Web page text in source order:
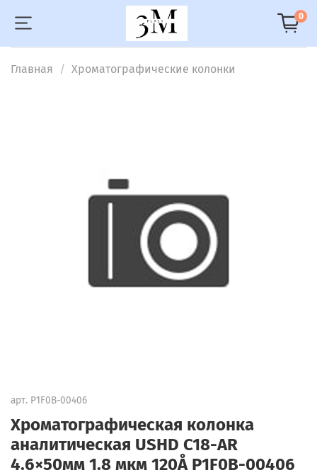
0
Главная Хроматографические колонки
арт. P1F0B-00406
Хроматографическая колонка
аналитическая USHD C18-AR
4.6×50мм 1.8 мкм 120Å P1F0B-00406